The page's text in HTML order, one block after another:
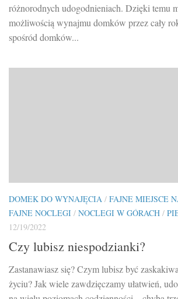
różnorodnych udogodnieniach. Dzięki temu
możliwością wynajmu domków przez cały
spośród domków...
DOMEK DO WYNAJĘCIA / FAJNE MIEJSCE
FAJNE NOCLEGI / NOCLEGI W GÓRACH /
12/19/2022
Czy lubisz niespodzianki?
Zastanawiasz się? Czym lubisz być
życiu? Jak wiele zawdzięczamy ułatwień,